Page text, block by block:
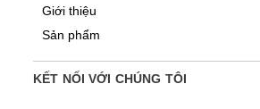
Giới thiệu
Sản phẩm
KẾT NỐI VỚI CHÚNG TÔI